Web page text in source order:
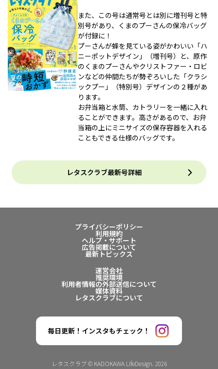
また、この号は通常号とは別に増刊号と特
別号があり、くまのプーさんの保冷バッグ
が付録に！
プーさんが蜂を見ている姿がかわいい「ハ
ニーポットデザイン」（増刊号）と、原作
のくまのプーさんやクリストファー・ロビ
ンなどの仲間たちが勢ぞろいした「クラシ
ックプー」（特別号）デザインの２種があ
ります。
お弁当箱と水筒、カトラリーを一緒に入れ
ることができます。高さがあるので、お弁
当箱の上にミニサイズの保存容器を入れる
こともできる仕様のバッグです。
レタスクラブ最新号詳細
プライバシーポリシー
利用規約
ヘルプ・サポート
広告掲載について
最新トピックス
運営会社
推奨環境
利用者情報の外部送信について
媒体資料
レタスクラブについて
毎日更新！インスタもチェック！
レタスクラブ © KADOKAWA LifeDesign. 2026